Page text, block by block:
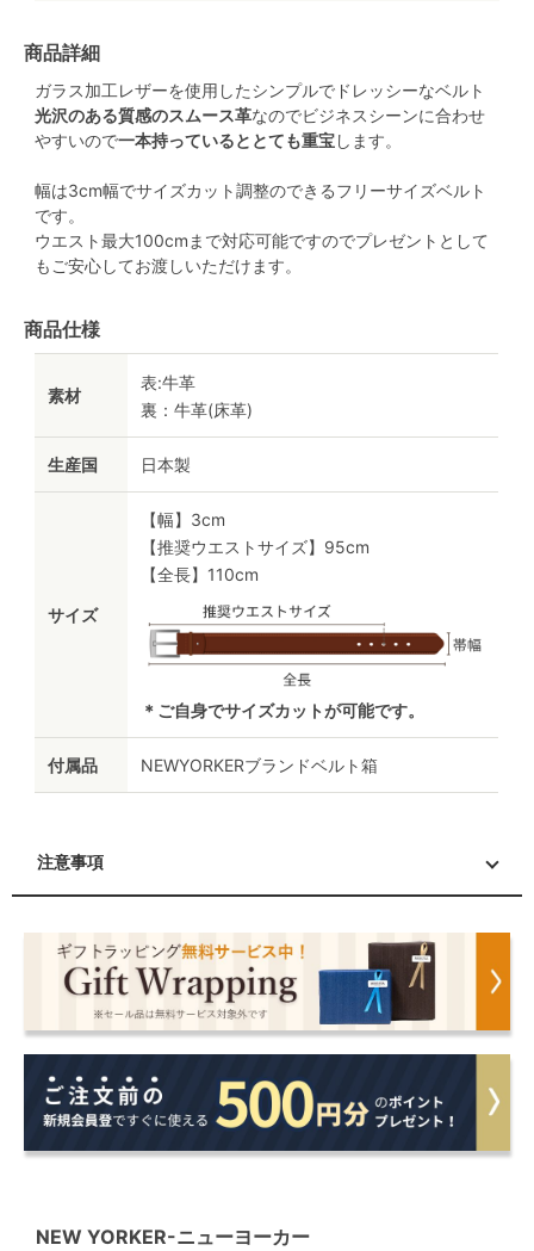
商品詳細
ガラス加工レザーを使用したシンプルでドレッシーなベルト
光沢のある質感のスムース革なのでビジネスシーンに合わせ
やすいので一本持っているととても重宝します。
幅は3cm幅でサイズカット調整のできるフリーサイズベルト
です。
ウエスト最大100cmまで対応可能ですのでプレゼントとして
もご安心してお渡しいただけます。
商品仕様
素材
表:牛革
裏：牛革(床革)
生産国 日本製
サイズ
【幅】3cm
【推奨ウエストサイズ】95cm
【全長】110cm
＊ご自身でサイズカットが可能です。
付属品 NEWYORKERブランドベルト箱
注意事項
NEW YORKER-ニューヨーカー